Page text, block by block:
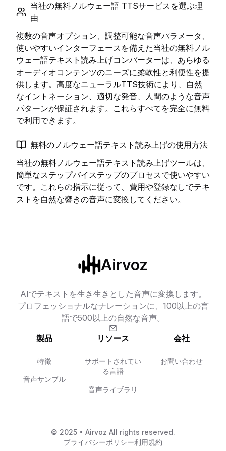
当社の無料ノルウェー語 TTSサービスを選ぶ理
由
複数の音声オプション、調整可能な音声パラメータ、
使いやすいインターフェースを備えた当社の無料ノル
ウェー語テキスト読み上げコンバーターは、あらゆる
オーディオコンテンツのニーズに柔軟性と利便性を提
供します。高度なニューラルTTS技術により、自然
なイントネーション、適切な発音、人間のような音声
パターンが保証されます。これらすべてを完全に無料
で利用できます。
無料のノルウェー語テキスト読み上げの使用方法
当社の無料ノルウェー語テキスト読み上げツールは、
簡単なステップバイステップのプロセスで使いやすい
です。これらの指示に従って、費用や登録なしでテキ
ストを自然な響きの音声に変換してください。
Airvoz
AIでテキストを生き生きとした音声に変換します。
プロフェッショナルなナレーションに、100以上の言
語で500以上の自然な音声。
製品
特徴
音声サンプル
リソース
サポートされてい
る言語
音声ライブラリ
会社
お問い合わせ
© 2025 • Airvoz All rights reserved.
プライバシーポリシー利用規約